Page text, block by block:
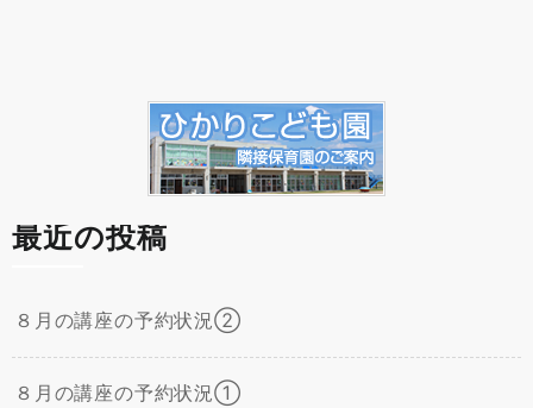
最近の投稿
８月の講座の予約状況②
８月の講座の予約状況①